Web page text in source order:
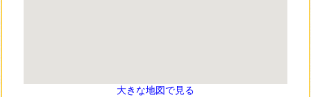
大きな地図で見る